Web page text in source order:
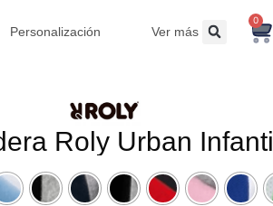
Personalización Ver más
0
Roly Urban Infantil